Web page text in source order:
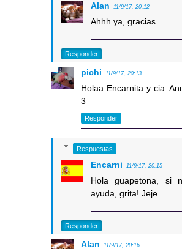
Alan 11/9/17, 20:12
Ahhh ya, gracias
Responder
pichi 11/9/17, 20:13
Holaa Encarnita y cia.
3
Responder
Respuestas
Encarni 11/9/17, 20:15
Hola guapetona, si
ayuda, grita! Jeje
Responder
Alan 11/9/17, 20:16